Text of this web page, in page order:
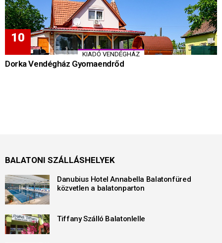
KIADÓ VENDÉGHÁZ
Dorka Vendégház Gyomaendrőd
BALATONI SZÁLLÁSHELYEK
Danubius Hotel Annabella Balatonfüred
közvetlen a balatonparton
Tiffany Szálló Balatonlelle